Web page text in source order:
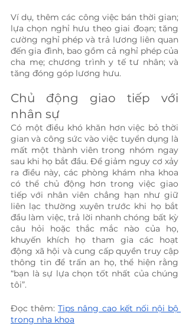
Ví dụ, thêm các công việc bán thời gian;
lựa chọn nghỉ hưu theo giai đoạn; tăng
cường nghỉ phép và trả lương liên quan
đến gia đình, bao gồm cả nghỉ phép của
cha mẹ; chương trình y tế tư nhân; và
tăng đóng góp lương hưu.
Chủ động giao tiếp với
nhân sự
Có một điều khó khăn hơn việc bỏ thời
gian và công sức vào việc tuyển dụng là
mất một thành viên trong nhóm ngay
sau khi họ bắt đầu. Để giảm nguy cơ xảy
ra điều này, các phòng khám nha khoa
có thể chủ động hơn trong việc giao
tiếp với nhân viên chẳng hạn như giữ
liên lạc thường xuyên trước khi họ bắt
đầu làm việc, trả lời nhanh chóng bất kỳ
câu hỏi hoặc thắc mắc nào của họ,
khuyến khích họ tham gia các hoạt
động xã hội và cung cấp quyền truy cập
thông tin để trấn an họ, thể hiện rằng
“bạn là sự lựa chọn tốt nhất của chúng
tôi”.
Đọc thêm: Tips nâng cao kết nối nội bộ
trong nha khoa